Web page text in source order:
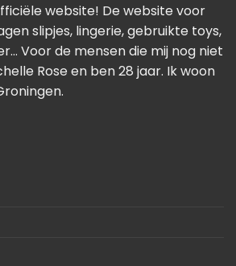
website! De website voor
slipjes, lingerie, gebruikte toys,
Voor de mensen die mij nog niet
Rose en ben 28 jaar. Ik woon